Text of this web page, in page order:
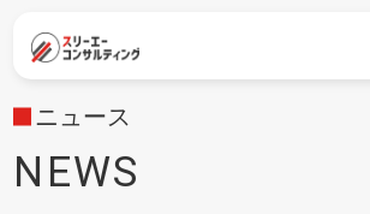
ニュース
NEWS